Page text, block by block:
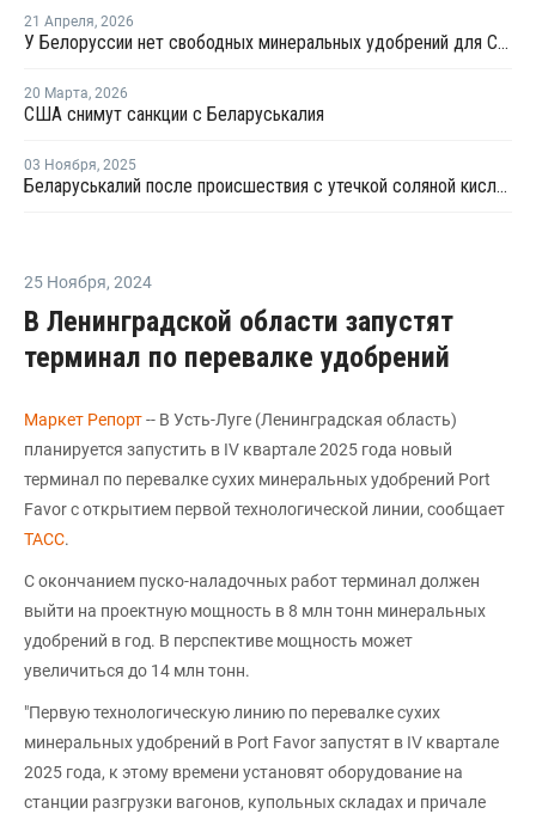
21 Апреля, 2026
У Белоруссии нет свободных минеральных удобрений для США
20 Марта, 2026
США снимут санкции с Беларуськалия
03 Ноября, 2025
Беларуськалий после происшествия с утечкой соляной кислоты работает штатно
25 Ноября, 2024
В Ленинградской области запустят
терминал по перевалке удобрений
Маркет Репорт-- В Усть-Луге (Ленинградская область)
планируется запустить в IV квартале 2025 года новый
терминал по перевалке сухих минеральных удобрений Port
Favor с открытием первой технологической линии, сообщает
ТАСС.
С окончанием пуско-наладочных работ терминал должен
выйти на проектную мощность в 8 млн тонн минеральных
удобрений в год. В перспективе мощность может
увеличиться до 14 млн тонн.
"Первую технологическую линию по перевалке сухих
минеральных удобрений в Port Favor запустят в IV квартале
2025 года, к этому времени установят оборудование на
станции разгрузки вагонов, купольных складах и причале